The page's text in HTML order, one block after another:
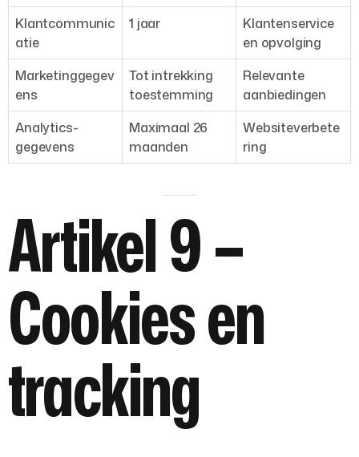
Klantcommunic
atie
1 jaar
Klantenservice
en opvolging
Marketinggegev
ens
Tot intrekking
toestemming
Relevante
aanbiedingen
Analytics-
gegevens
Maximaal 26
maanden
Websiteverbete
ring
Artikel 9 –
Cookies en
tracking